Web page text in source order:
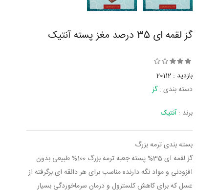
گز لقمه ای 35 درصد مغز پسته آنتیک
بازدید : 20112
دسته بندی :گز
برند :آنتیک
بسته بندی ترمه بزرگ
گز لقمه ای 35% پسته جعبه ترمه بزرگ 100% طبیعی بدون
افزودنی و مواد نگه دارنده مناسب برای هر دائقه ای.برگرفته از
عسل که برای کاهش کلسترول و درمان سرماخوردگی بسیار